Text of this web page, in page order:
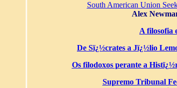
South American Union
Alex
A filosofia
De Sï¿½crates a Jï¿½lio
Os filodoxos perante a
Supremo Tribunal